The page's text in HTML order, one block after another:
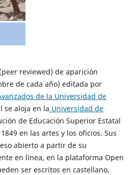
reviewed) de aparición
de cada año) editada por
de la Universidad de
se aloja en la Universidad de
de Educación Superior Estatal
en las artes y los oficios. Sus
abierto a partir de su
en línea, en la plataforma Open
ser escritos en castellano,